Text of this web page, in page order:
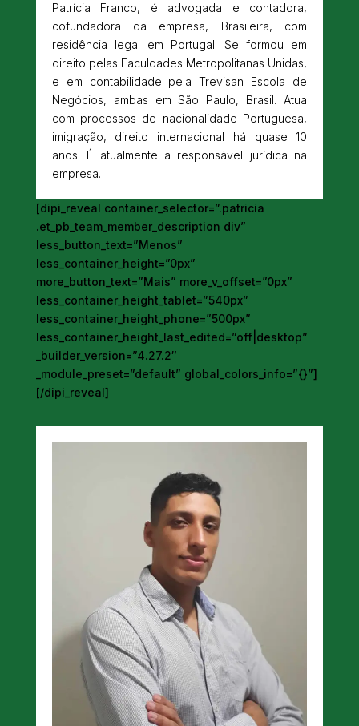
Patrícia Franco, é advogada e contadora,
cofundadora da empresa, Brasileira, com
residência legal em Portugal. Se formou em
direito pelas Faculdades Metropolitanas Unidas,
e em contabilidade pela Trevisan Escola de
Negócios, ambas em São Paulo, Brasil. Atua
com processos de nacionalidade Portuguesa,
imigração, direito internacional há quase 10
anos. É atualmente a responsável jurídica na
empresa.
[dipi_reveal container_selector=”.patricia
.et_pb_team_member_description div”
less_button_text=”Menos”
less_container_height=”0px”
more_button_text=”Mais” more_v_offset=”0px”
less_container_height_tablet=”540px”
less_container_height_phone=”500px”
less_container_height_last_edited=”off|desktop”
_builder_version=”4.27.2″
_module_preset=”default” global_colors_info=”{}”]
[/dipi_reveal]